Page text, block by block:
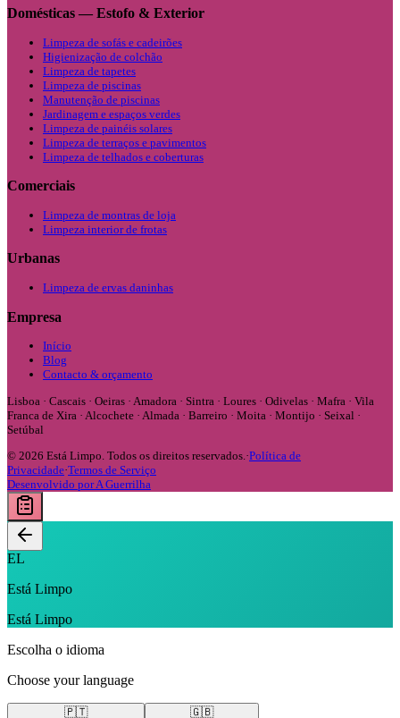
Domésticas — Estofo & Exterior
Limpeza de sofás e cadeirões
Higienização de colchão
Limpeza de tapetes
Limpeza de piscinas
Manutenção de piscinas
Jardinagem e espaços verdes
Limpeza de painéis solares
Limpeza de terraços e pavimentos
Limpeza de telhados e coberturas
Comerciais
Limpeza de montras de loja
Limpeza interior de frotas
Urbanas
Limpeza de ervas daninhas
Empresa
Início
Blog
Contacto & orçamento
Lisboa · Cascais · Oeiras · Amadora · Sintra · Loures · Odivelas · Mafra · Vila
Franca de Xira · Alcochete · Almada · Barreiro · Moita · Montijo · Seixal ·
Setúbal
© 2026 Está Limpo. Todos os direitos reservados. ·Política de
Privacidade·Termos de Serviço
Desenvolvido por A Guerrilha
EL
Está Limpo
Está Limpo
Escolha o idioma
Choose your language
🇵🇹 🇬🇧